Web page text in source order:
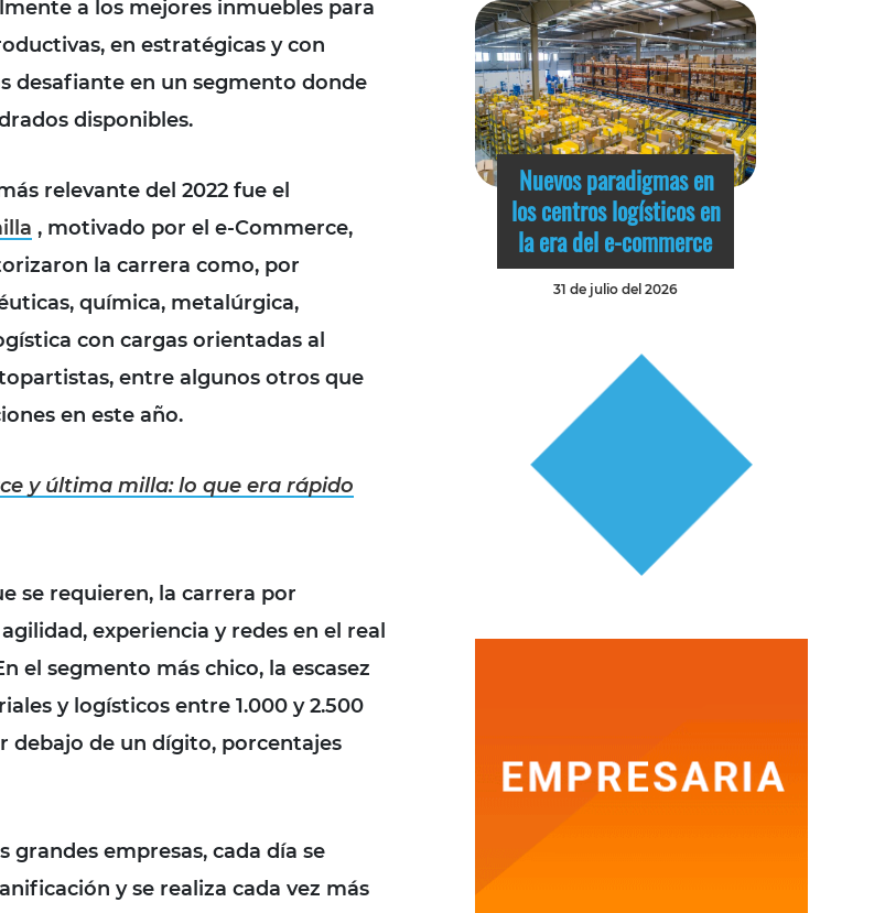
a los mejores inmuebles para
en estratégicas y con
desafiante en un segmento donde
disponibles.
relevante del 2022 fue el
, motivado por el e-Commerce,
la carrera como, por
química, metalúrgica,
con cargas orientadas al
entre algunos otros que
en este año.
y última milla: lo que era rápido
se requieren, la carrera por
experiencia y redes en el real
el segmento más chico, la escasez
y logísticos entre 1.000 y 2.500
debajo de un dígito, porcentajes
grandes empresas, cada día se
y se realiza cada vez más
Nuevos paradigmas en
los centros logísticos en
la era del e-commerce
31 de julio del 2026